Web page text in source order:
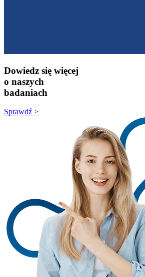
Dowiedz się więcej
o naszych
badaniach
Sprawdź >